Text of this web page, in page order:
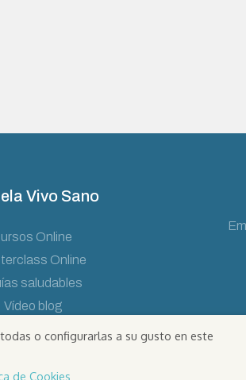
Vivo Sano
Online
Online
saludables
Vídeo blog
o configurarlas a su gusto en este
de Cookies